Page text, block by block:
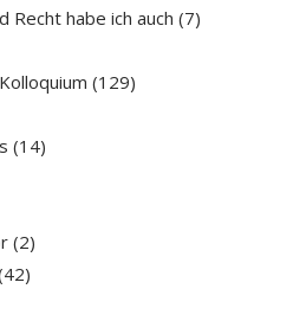
Recht habe ich auch (7)
(129)
(14)
(2)